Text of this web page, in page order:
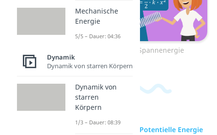
Zum Video: Spannenergie
zur Videoseite: Potentielle Energie
Mechanische
Energie
5/5 – Dauer: 04:36
Dynamik
Dynamik von starren Körpern
Dynamik von
starren
Körpern
1/3 – Dauer: 08:39